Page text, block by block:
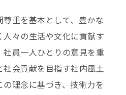
重を基本として、豊かな
々の生活や文化に貢献す
社員一人ひとりの意見を重
会貢献を目指す社内風土
理念に基づき、技術力を